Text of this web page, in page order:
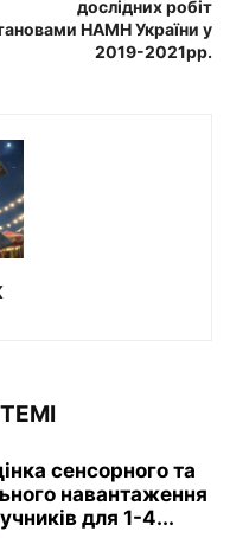
дослідних робіт
НАМН України у
2019-2021рр.
сенсорного та
навантаження
для 1-4...